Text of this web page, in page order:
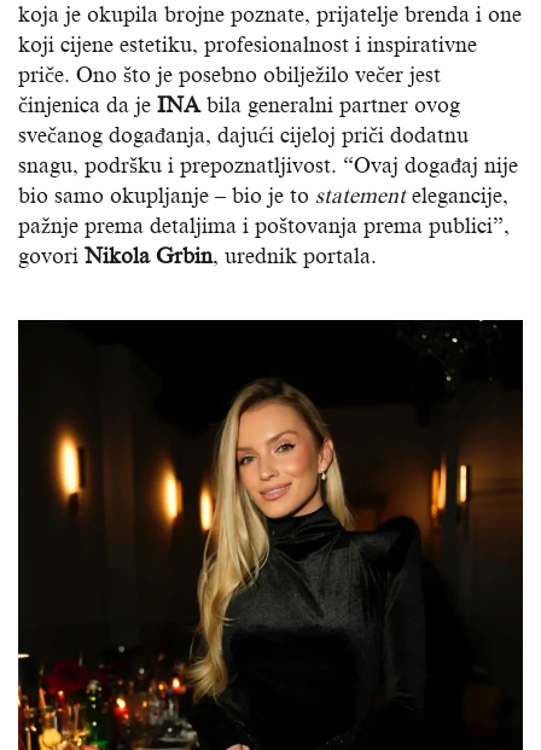
koja je okupila brojne poznate, prijatelje brenda i one
koji cijene estetiku, profesionalnost i inspirativne
priče. Ono što je posebno obilježilo večer jest
činjenica da je INAbila generalni partner ovog
svečanog događanja, dajući cijeloj priči dodatnu
snagu, podršku i prepoznatljivost. “Ovaj događaj nije
bio samo okupljanje – bio je to statementelegancije,
pažnje prema detaljima i poštovanja prema publici”,
govori Nikola Grbin, urednik portala.